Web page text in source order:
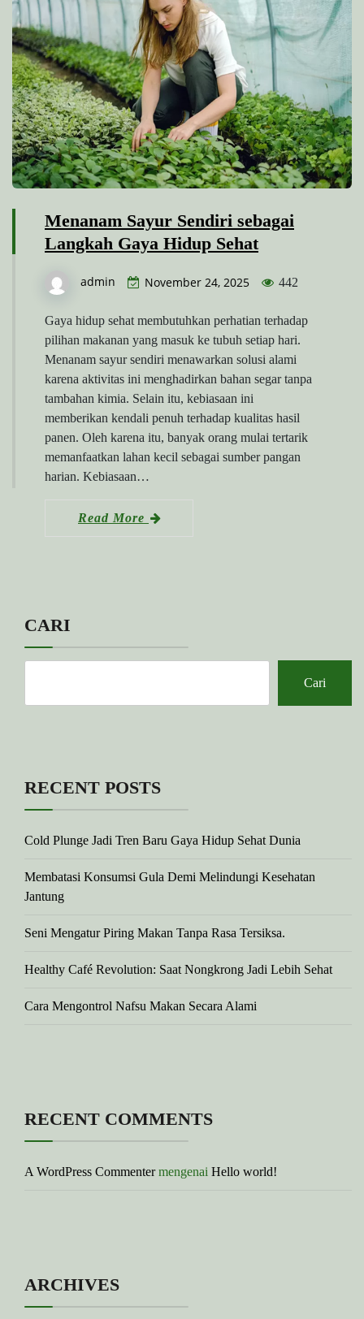
Menanam Sayur Sendiri sebagai
Langkah Gaya Hidup Sehat
admin November 24, 2025 442
Gaya hidup sehat membutuhkan perhatian terhadap
pilihan makanan yang masuk ke tubuh setiap hari.
Menanam sayur sendiri menawarkan solusi alami
karena aktivitas ini menghadirkan bahan segar tanpa
tambahan kimia. Selain itu, kebiasaan ini
memberikan kendali penuh terhadap kualitas hasil
panen. Oleh karena itu, banyak orang mulai tertarik
memanfaatkan lahan kecil sebagai sumber pangan
harian. Kebiasaan…
Read More
CARI
Cari
RECENT POSTS
Cold Plunge Jadi Tren Baru Gaya Hidup Sehat Dunia
Membatasi Konsumsi Gula Demi Melindungi Kesehatan
Jantung
Seni Mengatur Piring Makan Tanpa Rasa Tersiksa.
Healthy Café Revolution: Saat Nongkrong Jadi Lebih Sehat
Cara Mengontrol Nafsu Makan Secara Alami
RECENT COMMENTS
A WordPress Commentermengenai Hello world!
ARCHIVES